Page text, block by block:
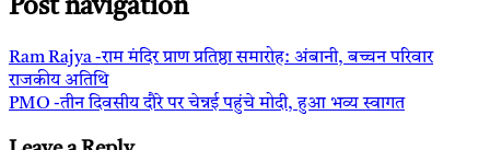
Post navigation
Ram Rajya -राम मंदिर प्राण प्रतिष्ठा समारोह: अंबानी, बच्चन परिवार
राजकीय अतिथि
PMO -तीन दिवसीय दौरे पर चेन्नई पहुंचे मोदी, हुआ भव्य स्वागत